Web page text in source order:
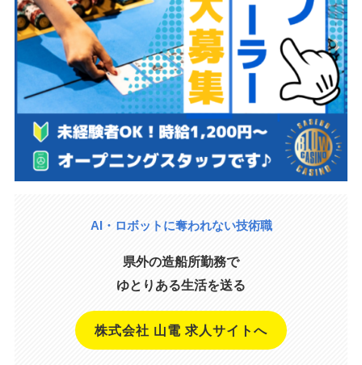
AI・ロボットに奪われない技術職
県外の造船所勤務で
ゆとりある生活を送る
株式会社 山電 求人サイトへ